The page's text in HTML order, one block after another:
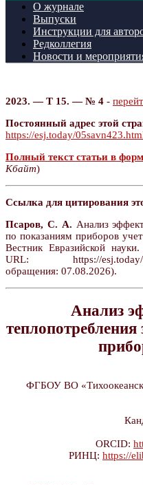
О журнале
Выпуски
Инструкции для
Редколлегия
Новости и
2023. — Т 15. — № 4 -
Постоянный адрес этой
https://esj.today/
Полный текст статьи в
Кбайт)
Ссылка для цитирования
Псаров, С. А. Анализ
по показаниям приборов
Вестник Евразийской
URL: https://esj.today/
обращения: 07.08.2026).
Анализ
ФГБОУ ВО
ORCID:
РИНЦ: https://